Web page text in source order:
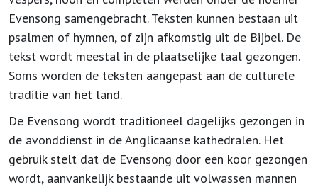
Evensong samengebracht. Teksten kunnen bestaan uit
psalmen of hymnen, of zijn afkomstig uit de Bijbel. De
tekst wordt meestal in de plaatselijke taal gezongen.
Soms worden de teksten aangepast aan de culturele
traditie van het land.
De Evensong wordt traditioneel dagelijks gezongen in
de avonddienst in de Anglicaanse kathedralen. Het
gebruik stelt dat de Evensong door een koor gezongen
wordt, aanvankelijk bestaande uit volwassen mannen